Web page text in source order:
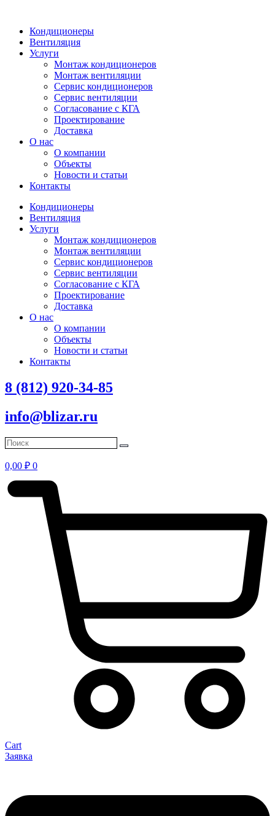
Кондиционеры
Вентиляция
Услуги
Монтаж кондиционеров
Монтаж вентиляции
Сервис кондиционеров
Сервис вентиляции
Согласование с КГА
Проектирование
Доставка
О нас
О компании
Объекты
Новости и статьи
Контакты
Кондиционеры
Вентиляция
Услуги
Монтаж кондиционеров
Монтаж вентиляции
Сервис кондиционеров
Сервис вентиляции
Согласование с КГА
Проектирование
Доставка
О нас
О компании
Объекты
Новости и статьи
Контакты
8 (812) 920-34-85
info@blizar.ru
0,00 ₽ 0
Cart
Заявка